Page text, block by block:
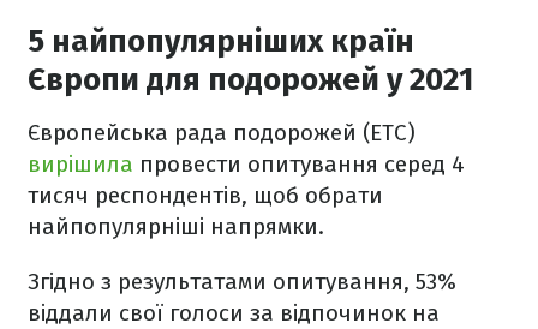
5 найпопулярніших країн
Європи для подорожей у 2021
Європейська рада подорожей (ETC)
вирішила провести опитування серед 4
тисяч респондентів, щоб обрати
найпопулярніші напрямки.
Згідно з результатами опитування, 53%
віддали свої голоси за відпочинок на